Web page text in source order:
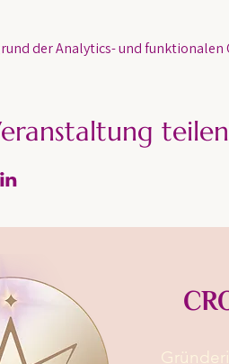
der Analytics- und
teilen